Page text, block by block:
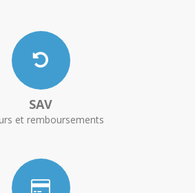
SAV
et remboursements